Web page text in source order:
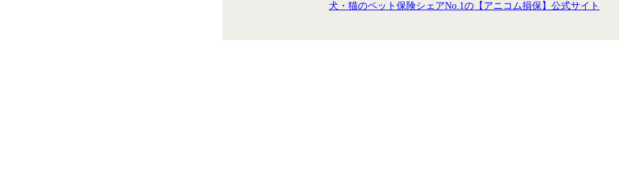
犬・猫のペット保険シェアNo.1の【アニコム損保】公式サイト